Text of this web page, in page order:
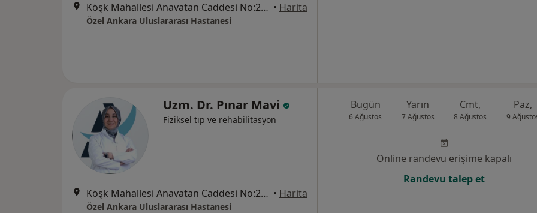
Köşk Mahallesi Anavatan Caddesi No:22, Keçiören • Harita
Özel Ankara Uluslararası Hastanesi
Uzm. Dr. Pınar Mavi
Fiziksel tıp ve rehabilitasyon
Köşk Mahallesi Anavatan Caddesi No:22, Keçiören • Harita
Özel Ankara Uluslararası Hastanesi
Bugün
6 Ağustos
Yarın
7 Ağustos
Cmt,
8 Ağustos
Paz,
9
Online randevu erişime kapalı
Randevu talep et